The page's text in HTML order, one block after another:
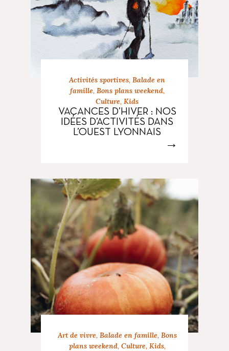
Activités sportives, Balade en
famille, Bons plans weekend,
Culture, Kids
VACANCES D’HIVER : NOS
IDÉES D’ACTIVITÉS DANS
L’OUEST LYONNAIS
→
Art de vivre, Balade en famille, Bons
plans weekend, Culture, Kids,